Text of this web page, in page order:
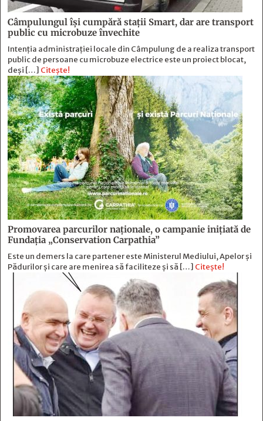
Câmpulungul îşi cumpără staţii Smart, dar are transport
public cu microbuze învechite
Intenția administrației locale din Câmpulung de a realiza transport
public de persoane cu microbuze electrice este un proiect blocat,
deși […] Citește!
Promovarea parcurilor naționale, o campanie inițiată de
Fundația „Conservation Carpathia”
Este un demers la care partener este Ministerul Mediului, Apelor și
Pădurilor și care are menirea să faciliteze și să […] Citește!